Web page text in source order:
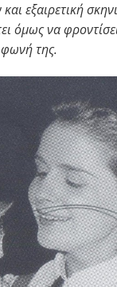
και εξαιρετική
όμως να
της.